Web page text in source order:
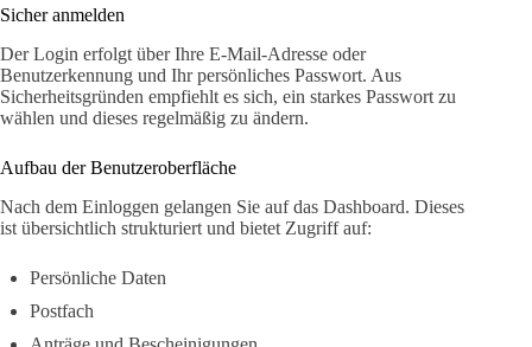
Sicher anmelden
Der Login erfolgt über Ihre E-Mail-Adresse oder
Benutzerkennung und Ihr persönliches Passwort. Aus
Sicherheitsgründen empfiehlt es sich, ein starkes Passwort zu
wählen und dieses regelmäßig zu ändern.
Aufbau der Benutzeroberfläche
Nach dem Einloggen gelangen Sie auf das Dashboard. Dieses
ist übersichtlich strukturiert und bietet Zugriff auf:
Persönliche Daten
Postfach